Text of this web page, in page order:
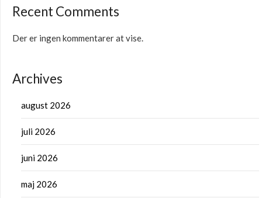
Recent Comments
Der er ingen kommentarer at vise.
Archives
august 2026
juli 2026
juni 2026
maj 2026